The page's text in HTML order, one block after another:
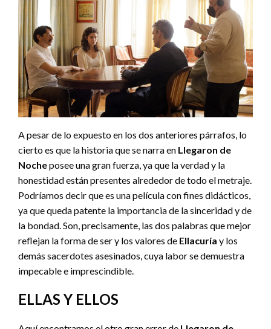
A pesar de lo expuesto en los dos anteriores párrafos, lo
cierto es que la historia que se narra en Llegaron de
Nocheposee una gran fuerza, ya que la verdad y la
honestidad están presentes alrededor de todo el metraje.
Podríamos decir que es una película con fines didácticos,
ya que queda patente la importancia de la sinceridad y de
la bondad. Son, precisamente, las dos palabras que mejor
reflejan la forma de ser y los valores de Ellacuría y los
demás sacerdotes asesinados, cuya labor se demuestra
impecable e imprescindible.
ELLAS Y ELLOS